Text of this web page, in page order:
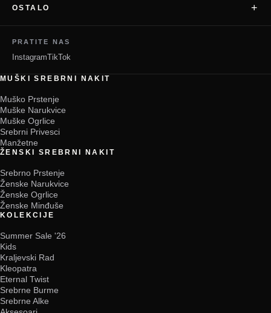
OSTALO +
PRATITE NAS
InstagramTikTok
MUŠKI SREBRNI NAKIT
Muško Prstenje
Muške Narukvice
Muške Ogrlice
Srebrni Privesci
Manžetne
ŽENSKI SREBRNI NAKIT
Srebrno Prstenje
Ženske Narukvice
Ženske Ogrlice
Ženske Minđuše
KOLEKCIJE
Summer Sale '26
Kids
Kraljevski Rad
Kleopatra
Eternal Twist
Srebrne Burme
Srebrne Alke